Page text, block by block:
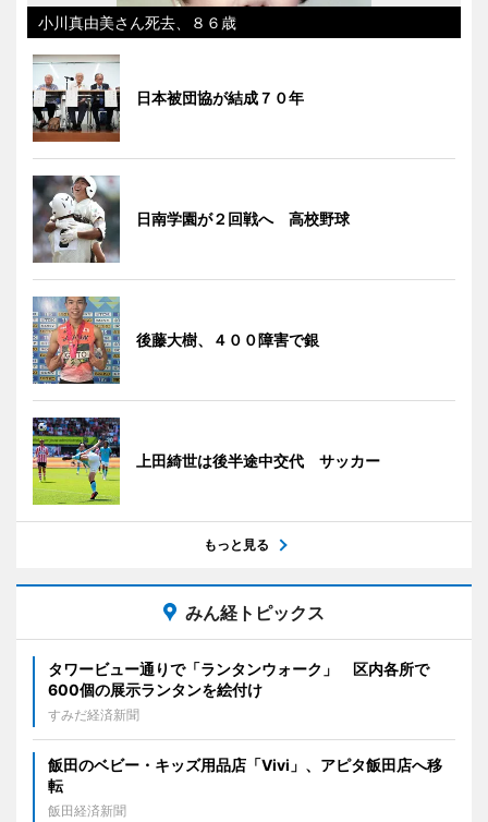
小川真由美さん死去、８６歳
日本被団協が結成７０年
日南学園が２回戦へ 高校野球
後藤大樹、４００障害で銀
上田綺世は後半途中交代 サッカー
もっと見る
みん経トピックス
タワービュー通りで「ランタンウォーク」 区内各所で
600個の展示ランタンを絵付け
すみだ経済新聞
飯田のベビー・キッズ用品店「Vivi」、アピタ飯田店へ移
転
飯田経済新聞